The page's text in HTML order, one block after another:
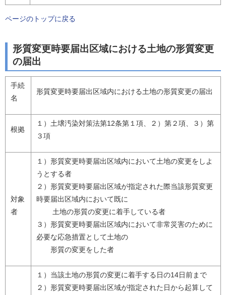
ページのトップに戻る
形質変更時要届出区域における土地の形質変更
の届出
手続
名
形質変更時要届出区域内における土地の形質変更の届出
根拠
１）土壌汚染対策法第12条第１項、２）第２項、３）第
３項
対象
者
１）形質変更時要届出区域内において土地の変更をしよ
うとする者
２）形質変更時要届出区域が指定された際当該形質変更
時要届出区域内において既に
土地の形質の変更に着手している者
３）形質変更時要届出区域内において非常災害のために
必要な応急措置として土地の
形質の変更をした者
１）当該土地の形質の変更に着手する日の14日前まで
２）形質変更時要届出区域が指定された日から起算して